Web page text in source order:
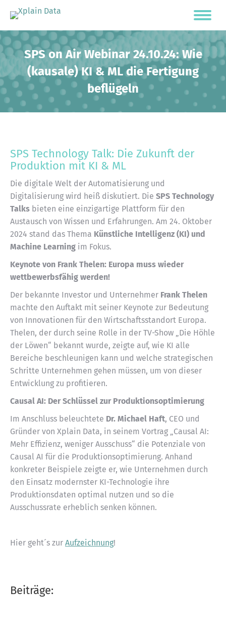
SPS on Air Webinar 24.10.24: Wie
(kausale) KI & ML die Fertigung
beflügeln
SPS Technology Talk: Die Zukunft der
Produktion mit KI & ML
Die digitale Welt der Automatisierung und
Digitalisierung wird heiß diskutiert. Die SPS Technology
Talks bieten eine einzigartige Plattform für den
Austausch von Wissen und Erfahrungen. Am 24. Oktober
2024 stand das Thema Künstliche Intelligenz (KI) und
Machine Learning im Fokus.
Keynote von Frank Thelen: Europa muss wieder
wettbewerbsfähig werden!
Der bekannte Investor und Unternehmer Frank Thelen
machte den Auftakt mit seiner Keynote zur Bedeutung
von Innovationen für den Wirtschaftsstandort Europa.
Thelen, der durch seine Rolle in der TV-Show „Die Höhle
der Löwen“ bekannt wurde, zeigte auf, wie KI alle
Bereiche beschleunigen kann und welche strategischen
Schritte Unternehmen gehen müssen, um von dieser
Entwicklung zu profitieren.
Causal AI: Der Schlüssel zur Produktionsoptimierung
Im Anschluss beleuchtete Dr. Michael Haft, CEO und
Gründer von Xplain Data, in seinem Vortrag „Causal AI:
Mehr Effizienz, weniger Ausschuss“ die Potenziale von
Causal AI für die Produktionsoptimierung. Anhand
konkreter Beispiele zeigte er, wie Unternehmen durch
den Einsatz modernster KI-Technologie ihre
Produktionsdaten optimal nutzen und so die
Ausschussrate erheblich senken können.
Hier geht´s zur Aufzeichnung!
Beiträge: